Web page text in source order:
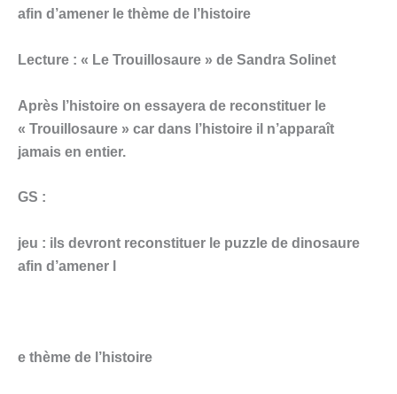
afin d’amener le thème de l’histoire
Lecture : « Le Trouillosaure » de Sandra Solinet
Après l’histoire on essayera de reconstituer le
« Trouillosaure » car dans l’histoire il n’apparaît
jamais en entier.
GS :
jeu : ils devront reconstituer le puzzle de dinosaure
afin d’amener l
e thème de l’histoire